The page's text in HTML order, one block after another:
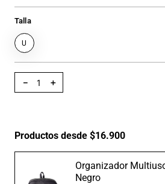
Talla
U
＋
－
Productos desde $16.900
Organizador
Negro